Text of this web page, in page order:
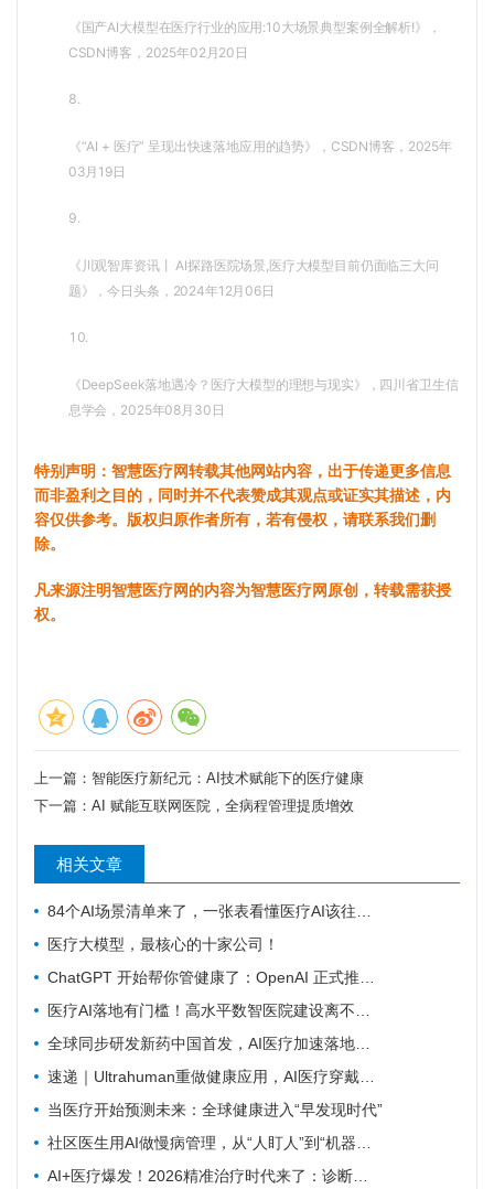
《国产AI大模型在医疗行业的应用:10大场景典型案例全解析!》，
CSDN博客，2025年02月20日
8.
《“AI + 医疗” 呈现出快速落地应用的趋势》，CSDN博客，2025年
03月19日
9.
《川观智库资讯丨 AI探路医院场景,医疗大模型目前仍面临三大问
题》，今日头条，2024年12月06日
10.
《DeepSeek落地遇冷？医疗大模型的理想与现实》，四川省卫生信
息学会，2025年08月30日
特别声明：智慧医疗网转载其他网站内容，出于传递更多信息
而非盈利之目的，同时并不代表赞成其观点或证实其描述，内
容仅供参考。版权归原作者所有，若有侵权，请联系我们删
除。
凡来源注明智慧医疗网的内容为智慧医疗网原创，转载需获授
权。
上一篇： 智能医疗新纪元：AI技术赋能下的医疗健康
下一篇： AI 赋能互联网医院，全病程管理提质增效
相关文章
84个AI场景清单来了，一张表看懂医疗AI该往哪发力
医疗大模型，最核心的十家公司！
ChatGPT 开始帮你管健康了：OpenAI 正式推出 Health 功能，AI 进入医疗意味着什么？
医疗AI落地有门槛！高水平数智医院建设离不开16个能力（附自查表）
全球同步研发新药中国首发，AI医疗加速落地——医疗前沿资讯速览
速递｜Ultrahuman重做健康应用，AI医疗穿戴从“看数据”转向“给行动”
当医疗开始预测未来：全球健康进入“早发现时代”
社区医生用AI做慢病管理，从“人盯人”到“机器盯数据”
AI+医疗爆发！2026精准治疗时代来了：诊断准确率98%+，100+罕见病不再“无药可医”？